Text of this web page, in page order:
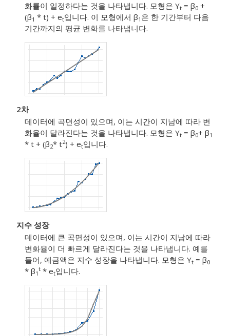
화률이 일정하다는 것을 나타냅니다. 모형은 Yt = β0 +
(β1 * t) + et입니다. 이 모형에서 β1 은 한 기간부터 다음
기간까지의 평균 변화를 나타냅니다.
2차
데이터에 곡면성이 있으며, 이는 시간이 지남에 따라 변
화율이 달라진다는 것을 나타냅니다. 모형은 Yt = β0+ β1
* t + (β2* t2) + et입니다.
지수 성장
데이터에 큰 곡면성이 있으며, 이는 시간이 지남에 따라
변화율이 더 빠르게 달라진다는 것을 나타냅니다. 예를
들어, 예금액은 지수 성장을 나타냅니다. 모형은 Yt = β0
* β1
t * et입니다.